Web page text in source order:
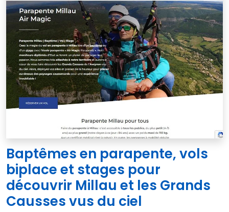
Baptêmes en parapente, vols
biplace et stages pour
découvrir Millau et les Grands
Causses vus du ciel